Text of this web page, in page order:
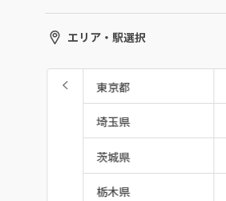
エリア・駅選択
東京都
埼玉県
茨城県
栃木県